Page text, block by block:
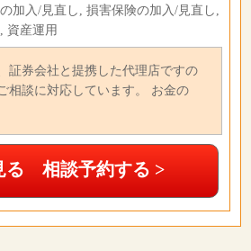
加入/見直し, 損害保険の加入/見直し,
資産運用
証券会社と提携した代理店ですの
相談に対応しています。 お金の
る 相談予約する >